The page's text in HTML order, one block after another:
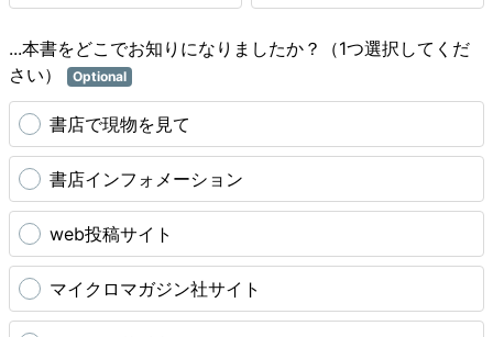
...本書をどこでお知りになりましたか？（1つ選択してくだ
さい）
Optional
書店で現物を見て
書店インフォメーション
web投稿サイト
マイクロマガジン社サイト